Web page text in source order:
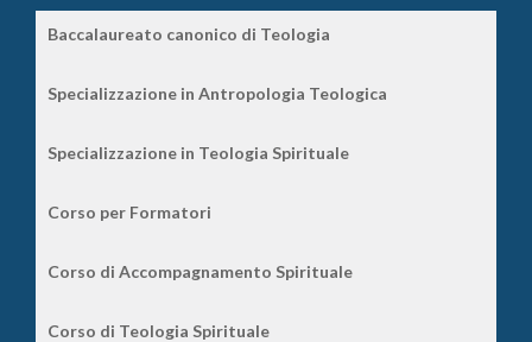
Baccalaureato canonico di Teologia
Specializzazione in Antropologia Teologica
Specializzazione in Teologia Spirituale
Corso per Formatori
Corso di Accompagnamento Spirituale
Corso di Teologia Spirituale